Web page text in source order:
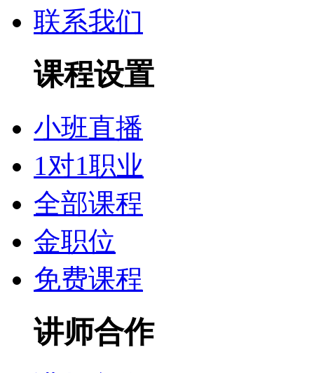
联系我们
课程设置
小班直播
1对1职业
全部课程
金职位
免费课程
讲师合作